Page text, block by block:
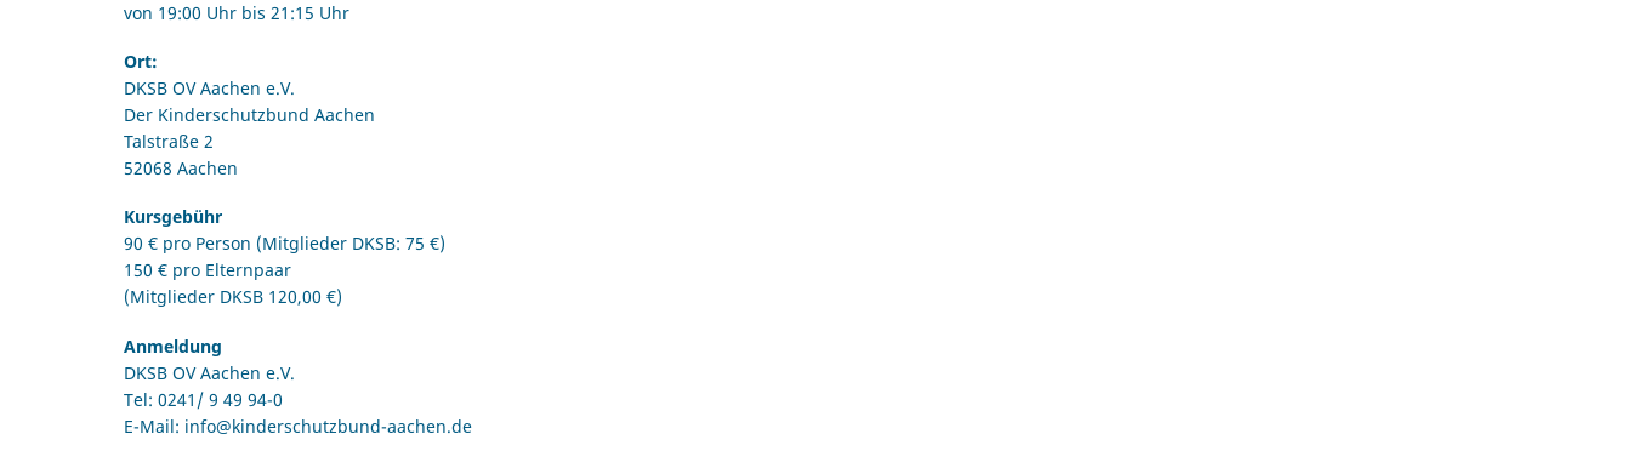
von 19:00 Uhr bis 21:15 Uhr
Ort:
DKSB OV Aachen e.V.
Der Kinderschutzbund Aachen
Talstraße 2
52068 Aachen
Kursgebühr
90 € pro Person (Mitglieder DKSB: 75 €)
150 € pro Elternpaar
(Mitglieder DKSB 120,00 €)
Anmeldung
DKSB OV Aachen e.V.
Tel: 0241/ 9 49 94-0
E-Mail: info@kinderschutzbund-aachen.de